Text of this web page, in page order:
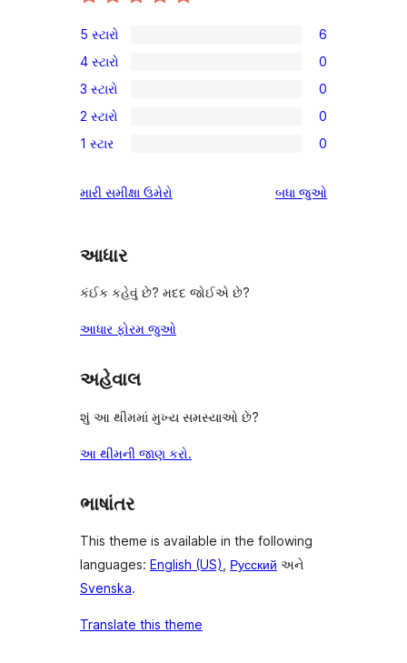
6
5-
સ્ટાર
સમીક્ષાઓ
5 સ્ટારો 6
0
4-
સ્ટાર
સમીક્ષાઓ
4 સ્ટારો 0
0
3-
સ્ટાર
3 સ્ટારો 0
0
2-
સમીક્ષાઓ
2 સ્ટારો 0
0
સ્ટાર
1 સ્ટાર 0
મારી સમીક્ષા ઉમેરો બધા સમીક્ષાઓ
જુઓ
આધાર
કંઈક કહેવું છે? મદદ જોઈએ છે?
આધાર ફોરમ જુઓ
અહેવાલ
શું આ થીમમાં મુખ્ય સમસ્યાઓ છે?
આ થીમની જાણ કરો.
ભાષાંતર
This theme is available in the following
languages: English (US), Русский અને
Svenska.
Translate this theme